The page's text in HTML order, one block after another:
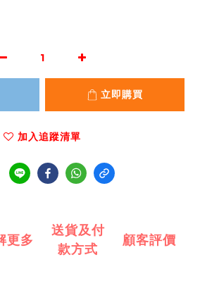
立即購買
加入追蹤清單
更多
送貨及付
款方式
顧客評價